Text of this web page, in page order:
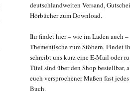
deutschlandweiten Versand,
Hörbücher zum Download.
Ihr findet hier – wie im Laden auch –
Thementische zum Stöbern. Findet
schreibt uns kurz eine E-Mail oder
Titel sind über den Shop bestellbar,
euch versprochener Maßen fast
Buch.